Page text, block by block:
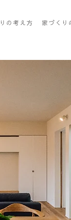
の考え方 家づくり